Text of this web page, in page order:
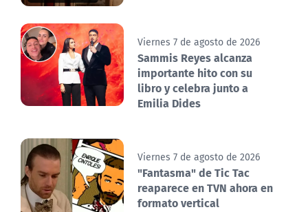
Viernes 7 de agosto de 2026
Sammis Reyes alcanza
importante hito con su
libro y celebra junto a
Emilia Dides
Viernes 7 de agosto de 2026
"Fantasma" de Tic Tac
reaparece en TVN ahora en
formato vertical